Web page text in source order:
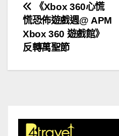
文
章
導
覽
《Xbox 360心慌
慌恐佈遊戲週@ APM
Xbox 360 遊戲館》
反轉萬聖節